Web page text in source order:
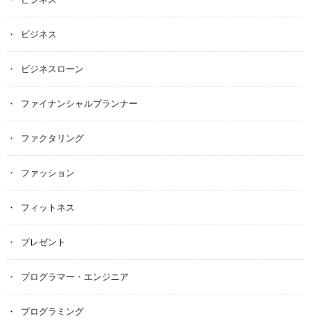
ビジネス
ビジネスローン
ファイナンシャルプランナー
ファクタリング
ファッション
フィットネス
プレゼント
プログラマー・エンジニア
プログラミング